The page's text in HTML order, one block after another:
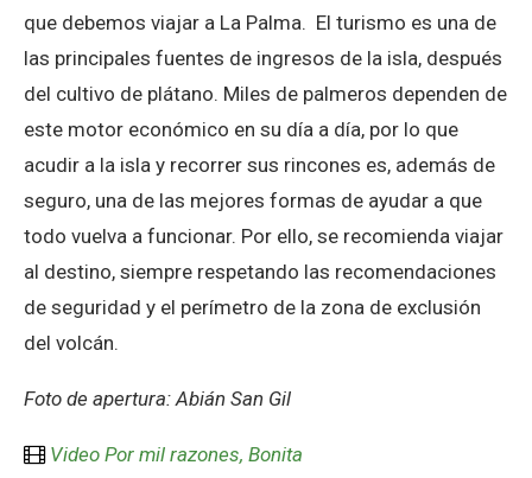
que debemos viajar a La Palma. El turismo es una de
las principales fuentes de ingresos de la isla, después
del cultivo de plátano. Miles de palmeros dependen de
este motor económico en su día a día, por lo que
acudir a la isla y recorrer sus rincones es, además de
seguro, una de las mejores formas de ayudar a que
todo vuelva a funcionar. Por ello, se recomienda viajar
al destino, siempre respetando las recomendaciones
de seguridad y el perímetro de la zona de exclusión
del volcán.
Foto de apertura: Abián San Gil
Video Por mil razones, Bonita